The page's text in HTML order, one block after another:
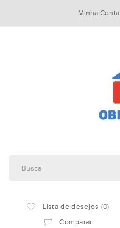
Minha Conta
Lista de desejos (0)
Comparar